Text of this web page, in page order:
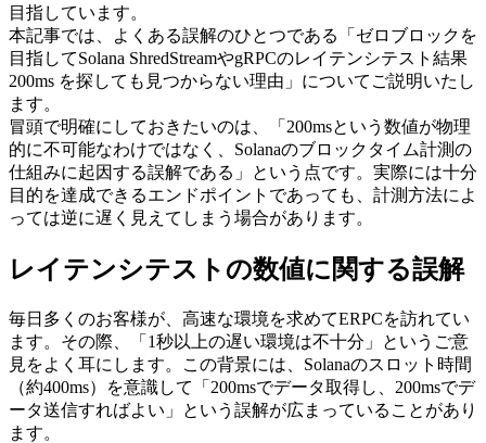
目指しています。
本記事では、よくある誤解のひとつである「ゼロブロックを
目指してSolana ShredStreamやgRPCのレイテンシテスト結果
200ms を探しても見つからない理由」についてご説明いたし
ます。
冒頭で明確にしておきたいのは、「200msという数値が物理
的に不可能なわけではなく、Solanaのブロックタイム計測の
仕組みに起因する誤解である」という点です。実際には十分
目的を達成できるエンドポイントであっても、計測方法によ
っては逆に遅く見えてしまう場合があります。
レイテンシテストの数値に関する誤解
毎日多くのお客様が、高速な環境を求めてERPCを訪れてい
ます。その際、「1秒以上の遅い環境は不十分」というご意
見をよく耳にします。この背景には、Solanaのスロット時間
（約400ms）を意識して「200msでデータ取得し、200msでデ
ータ送信すればよい」という誤解が広まっていることがあり
ます。